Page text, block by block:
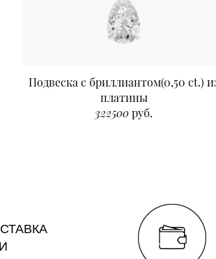
Подвеска с бриллиантом(0,50 ct.)
платины
322500руб.